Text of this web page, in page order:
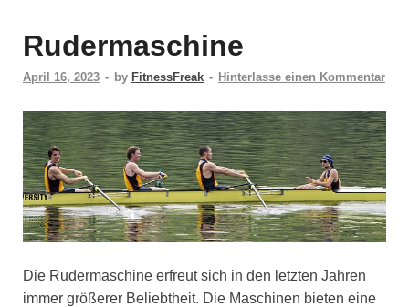
Rudermaschine
April 16, 2023 - by FitnessFreak - Hinterlasse einen Kommentar
Die Rudermaschine erfreut sich in den letzten Jahren
immer größerer Beliebtheit. Die Maschinen bieten eine